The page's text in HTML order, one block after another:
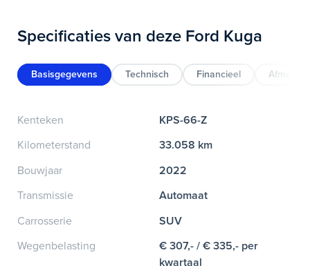
Specificaties van deze Ford Kuga
Basisgegevens Technisch Financieel
Kenteken
KPS-66-Z
Kilometerstand
33.058 km
Bouwjaar
2022
Transmissie
Automaat
Carrosserie
SUV
Wegenbelasting
€ 307,- / € 335,- per
kwartaal